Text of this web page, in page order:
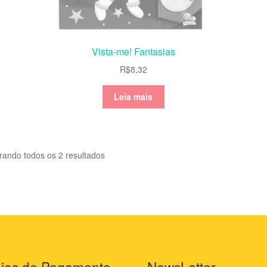
Vista-me! Fantasias
R$8,32
Leia mais
todos os 2 resultados